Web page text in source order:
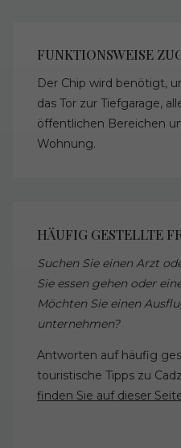
FUNKTIONSWEISE
Der Chip wird benötigt,
das Tor zur Tiefgarage,
öffentlichen Bereichen
Wohnung.
HÄUFIG GESTELLTE
Suchen Sie einen Arzt
Sie essen gehen oder
Möchten Sie einen
unternehmen?
Antworten auf häufig
touristische Tipps zu
finden Sie auf dieser